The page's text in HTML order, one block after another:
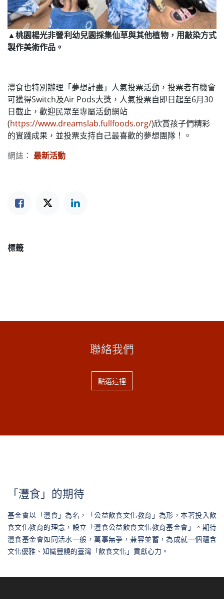
▲桃園楊光非營利幼兒園採集仙草與其他植物，用敲染方式
製作美術作品。
灃食也特別辦理「夢想計畫」人氣投票活動，投票者有機會
可獲得Switch及Air Pods大獎，人氣投票自即日起至6月30
日截止，歡迎民眾至專屬活動網站
(https://www.dreamslab.fullfoods.org/)欣賞孩子們精彩
的實踐成果，並投票支持自己最喜歡的夢想團隊！。
網誌： 最新活動
標籤
聯絡我們
點選這裡
「灃食」的期待
基金會以「灃食」為名，「公益飲食文化教育」為形，本著投入飲
食文化教育的理念，設立「灃食公益飲食文化教育基金會」。期待
灃食基金會如同活水一般，萬事無爭，兼容並蓄，為成就一個蘊含
文化優雅、知識豐饒的臺灣「飲食文化」貢獻心力。